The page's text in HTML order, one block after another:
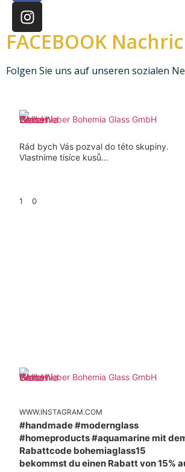
FACEBOOK
Folgen Sie uns auf unseren sozialen
Weber Bohemia Glass GmbH
Rád bych Vás pozval do této skupiny.
Vlastníme tisíce kusů...
1 0
Weber Bohemia Glass GmbH
WWW.INSTAGRAM.COM
#handmade #modernglass
#homeproducts #aquamarine mit
Rabattcode bohemiaglass15
bekommst du einen Rabatt von 15%